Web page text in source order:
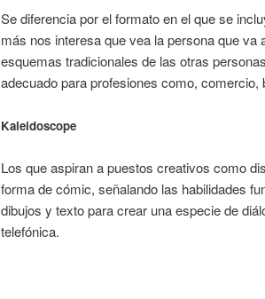
Se diferencia por el formato en el que se
más nos interesa que vea la persona que
esquemas tradicionales de las otras
adecuado para profesiones como, comercio,
Kaleidoscope
Los que aspiran a puestos creativos como
forma de cómic, señalando las habilidades
dibujos y texto para crear una especie de
telefónica.